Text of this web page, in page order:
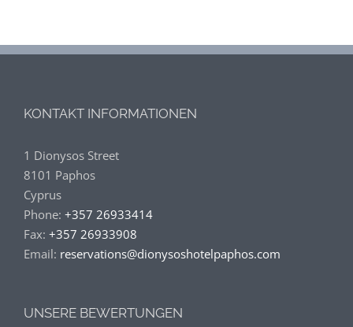
KONTAKT INFORMATIONEN
1 Dionysos Street
8101 Paphos
Cyprus
Phone: +357 26933414
Fax: +357 26933908
Email: reservations@dionysoshotelpaphos.com
UNSERE BEWERTUNGEN